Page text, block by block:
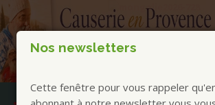
Nos newsletters
Cette fenêtre pour vous rappeler